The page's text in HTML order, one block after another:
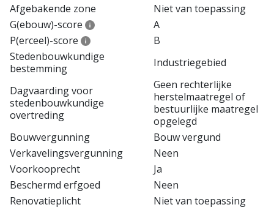
Afgebakende zone
Niet van toepassing
G(ebouw)-score
A
P(erceel)-score
B
Stedenbouwkundige
bestemming
Industriegebied
Dagvaarding voor
stedenbouwkundige
overtreding
Geen rechterlijke
herstelmaatregel of
bestuurlijke maatregel
opgelegd
Bouwvergunning
Bouw vergund
Verkavelingsvergunning
Neen
Voorkooprecht
Ja
Beschermd erfgoed
Neen
Renovatieplicht
Niet van toepassing